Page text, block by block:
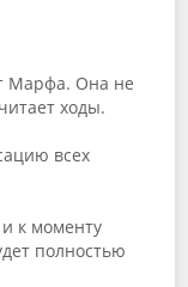
Марфа. Она не
ходы.
всех
к моменту
полностью